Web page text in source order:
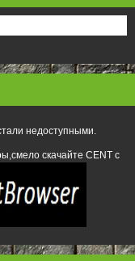
недоступными.
скачайте CENT с